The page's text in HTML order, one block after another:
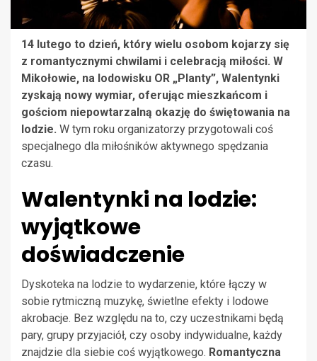
14 lutego to dzień, który wielu osobom kojarzy się
z romantycznymi chwilami i celebracją miłości. W
Mikołowie, na lodowisku OR „Planty”, Walentynki
zyskają nowy wymiar, oferując mieszkańcom i
gościom niepowtarzalną okazję do świętowania na
lodzie. W tym roku organizatorzy przygotowali coś
specjalnego dla miłośników aktywnego spędzania
czasu.
Walentynki na lodzie:
wyjątkowe
doświadczenie
Dyskoteka na lodzie to wydarzenie, które łączy w
sobie rytmiczną muzykę, świetlne efekty i lodowe
akrobacje. Bez względu na to, czy uczestnikami będą
pary, grupy przyjaciół, czy osoby indywidualne, każdy
znajdzie dla siebie coś wyjątkowego. Romantyczna